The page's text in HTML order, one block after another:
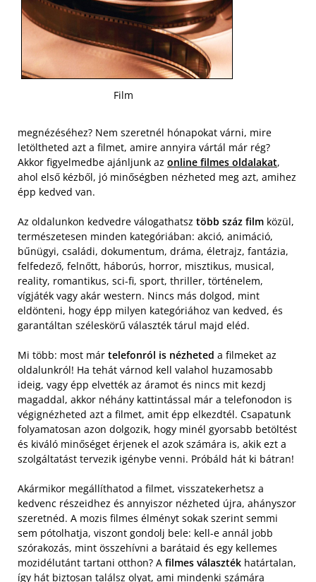
Film
megnézéséhez? Nem szeretnél hónapokat várni, mire
letöltheted azt a filmet, amire annyira vártál már rég?
Akkor figyelmedbe ajánljunk az online filmes oldalakat,
ahol első kézből, jó minőségben nézheted meg azt, amihez
épp kedved van.
Az oldalunkon kedvedre válogathatsz több száz film közül,
természetesen minden kategóriában: akció, animáció,
bűnügyi, családi, dokumentum, dráma, életrajz, fantázia,
felfedező, felnőtt, háborús, horror, misztikus, musical,
reality, romantikus, sci-fi, sport, thriller, történelem,
vígjáték vagy akár western. Nincs más dolgod, mint
eldönteni, hogy épp milyen kategóriához van kedved, és
garantáltan széleskörű választék tárul majd eléd.
Mi több: most már telefonról is nézheted a filmeket az
oldalunkról! Ha tehát várnod kell valahol huzamosabb
ideig, vagy épp elvették az áramot és nincs mit kezdj
magaddal, akkor néhány kattintással már a telefonodon is
végignézheted azt a filmet, amit épp elkezdtél. Csapatunk
folyamatosan azon dolgozik, hogy minél gyorsabb betöltést
és kiváló minőséget érjenek el azok számára is, akik ezt a
szolgáltatást tervezik igénybe venni. Próbáld hát ki bátran!
Akármikor megállíthatod a filmet, visszatekerhetsz a
kedvenc részeidhez és annyiszor nézheted újra, ahányszor
szeretnéd. A mozis filmes élményt sokak szerint semmi
sem pótolhatja, viszont gondolj bele: kell-e annál jobb
szórakozás, mint összehívni a barátaid és egy kellemes
mozidélutánt tartani otthon? A filmes választék határtalan,
így hát biztosan találsz olyat, ami mindenki számára